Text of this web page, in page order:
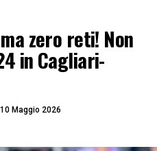
zero reti! Non
in Cagliari-
10 Maggio 2026